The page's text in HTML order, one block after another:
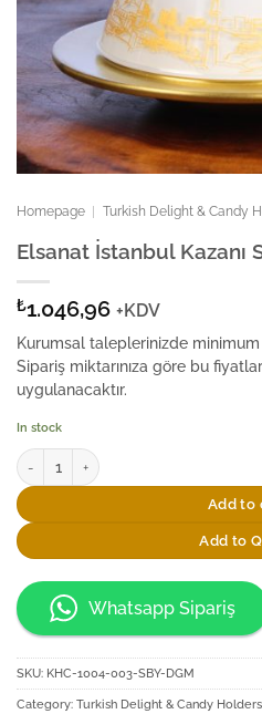
Homepage Turkish Delight & Candy
Elsanat İstanbul Kazanı
₺1.046,96 +KDV
Kurumsal taleplerinizde
Sipariş miktarınıza göre bu
uygulanacaktır.
In stock
Elsanat İstanbul Kazanı Serisi
Add to
Add to
Whatsapp Sipariş
SKU: KHC-1004-003-SBY-DGM
Category: Turkish Delight & Candy Holders